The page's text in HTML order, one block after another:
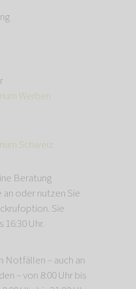
Werben
Schweiz
Beratung
an oder nutzen Sie
Sie
16:30 Uhr.
Notfällen – auch an
– von 8:00 Uhr bis